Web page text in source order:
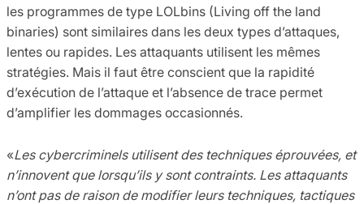
les programmes de type LOLbins (Living off the land
binaries) sont similaires dans les deux types d’attaques,
lentes ou rapides. Les attaquants utilisent les mêmes
stratégies. Mais il faut être conscient que la rapidité
d’exécution de l’attaque et l’absence de trace permet
d’amplifier les dommages occasionnés.
«Les cybercriminels utilisent des techniques éprouvées, et
n’innovent que lorsqu’ils y sont contraints. Les attaquants
n’ont pas de raison de modifier leurs techniques, tactiques